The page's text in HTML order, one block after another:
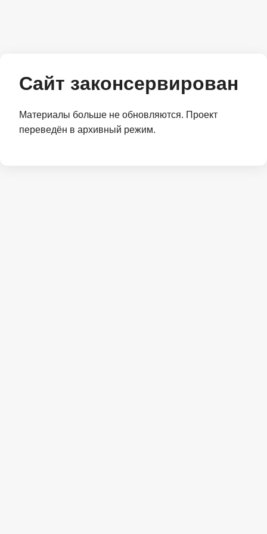
Сайт законсервирован
Материалы больше не обновляются. Проект
переведён в архивный режим.